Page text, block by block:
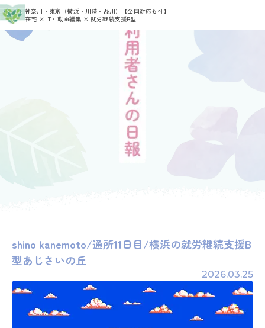
神奈川・東京（横浜・川崎・品川）
【全国対応も可】
在宅 × IT・動画編集 × 就労継続支援B型
HOME > 利用者さんの日報 > shino kanemoto
shino kanemoto/通所11日目/横浜の就労継続支援B
型あじさいの丘
2026.03.25